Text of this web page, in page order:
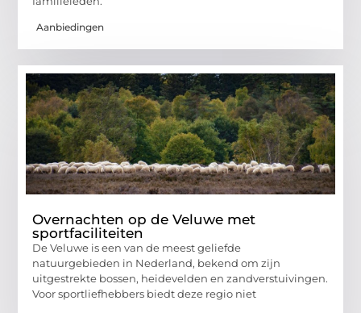
Aanbiedingen
Overnachten op de Veluwe met
sportfaciliteiten
De Veluwe is een van de meest geliefde
natuurgebieden in Nederland, bekend om zijn
uitgestrekte bossen, heidevelden en zandverstuivingen.
Voor sportliefhebbers biedt deze regio niet